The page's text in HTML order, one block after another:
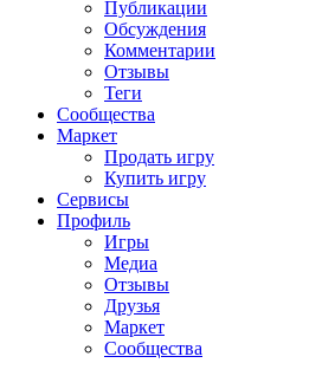
Публикации
Обсуждения
Комментарии
Отзывы
Теги
Сообщества
Маркет
Продать игру
Купить игру
Сервисы
Профиль
Игры
Медиа
Отзывы
Друзья
Маркет
Сообщества